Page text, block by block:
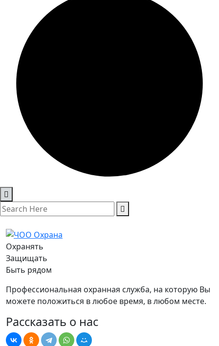
Охранять
Защищать
Быть рядом
Профессиональная охранная служба, на которую Вы
можете положиться в любое время, в любом месте.
Рассказать о нас